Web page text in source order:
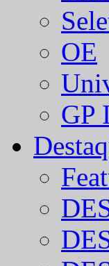
OE
GP